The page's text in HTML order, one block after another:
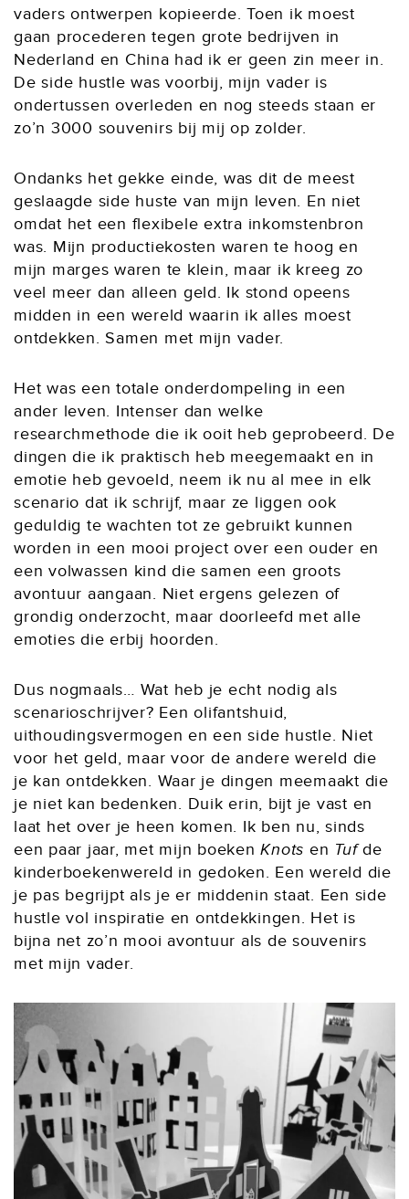
vaders ontwerpen kopieerde. Toen ik moest
gaan procederen tegen grote bedrijven in
Nederland en China had ik er geen zin meer in.
De side hustle was voorbij, mijn vader is
ondertussen overleden en nog steeds staan er
zo’n 3000 souvenirs bij mij op zolder.
Ondanks het gekke einde, was dit de meest
geslaagde side huste van mijn leven. En niet
omdat het een flexibele extra inkomstenbron
was. Mijn productiekosten waren te hoog en
mijn marges waren te klein, maar ik kreeg zo
veel meer dan alleen geld. Ik stond opeens
midden in een wereld waarin ik alles moest
ontdekken. Samen met mijn vader.
Het was een totale onderdompeling in een
ander leven. Intenser dan welke
researchmethode die ik ooit heb geprobeerd. De
dingen die ik praktisch heb meegemaakt en in
emotie heb gevoeld, neem ik nu al mee in elk
scenario dat ik schrijf, maar ze liggen ook
geduldig te wachten tot ze gebruikt kunnen
worden in een mooi project over een ouder en
een volwassen kind die samen een groots
avontuur aangaan. Niet ergens gelezen of
grondig onderzocht, maar doorleefd met alle
emoties die erbij hoorden.
Dus nogmaals… Wat heb je echt nodig als
scenarioschrijver? Een olifantshuid,
uithoudingsvermogen en een side hustle. Niet
voor het geld, maar voor de andere wereld die
je kan ontdekken. Waar je dingen meemaakt die
je niet kan bedenken. Duik erin, bijt je vast en
laat het over je heen komen. Ik ben nu, sinds
een paar jaar, met mijn boekenKnots en Tufde
kinderboekenwereld in gedoken. Een wereld die
je pas begrijpt als je er middenin staat. Een side
hustle vol inspiratie en ontdekkingen. Het is
bijna net zo’n mooi avontuur als de souvenirs
met mijn vader.